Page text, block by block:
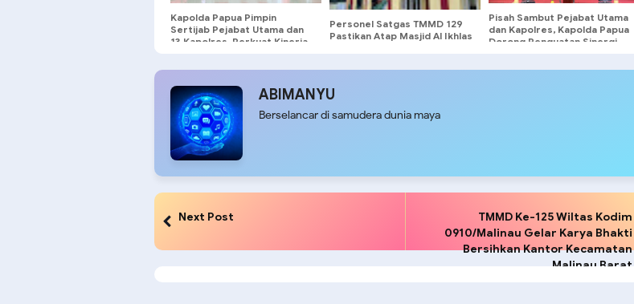
Kapolda Papua Pimpin
Sertijab Pejabat Utama dan
13 Kapolres, Perkuat Kinerja
Personel Satgas TMMD 129
Pastikan Atap Masjid Al Ikhlas
Pisah Sambut Pejabat Utama
dan Kapolres, Kapolda Papua
Dorong Penguatan Sinergi
ABIMANYU
Berselancar di samudera dunia maya
Next Post
TMMD Ke-125 Wiltas Kodim
0910/Malinau Gelar Karya Bhakti
Bersihkan Kantor Kecamatan
Malinau Barat